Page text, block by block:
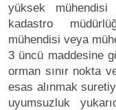
yüksek
kadastro
mühendisi veya
3 üncü maddesine
orman sınır nokta
esas alınmak
uyumsuzluk